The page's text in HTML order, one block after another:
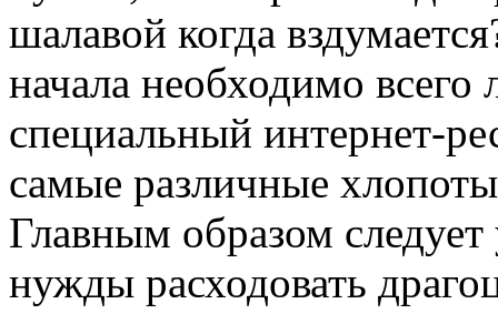
шалавой когда
начала необходимо всего
специальный интернет-
самые различные хлопоты
Главным образом
нужды расходовать